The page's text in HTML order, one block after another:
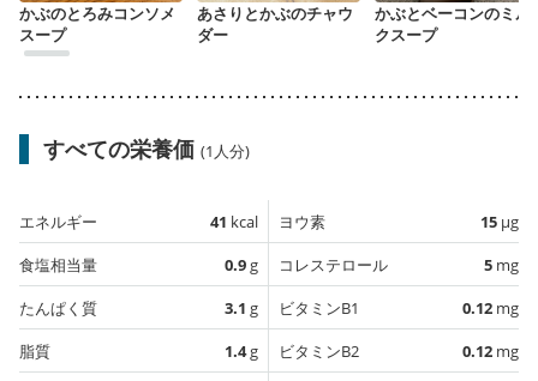
かぶのとろみコンソメ
スープ
あさりとかぶのチャウ
ダー
かぶとベーコンのミル
クスープ
すべての栄養価 (1人分)
エネルギー 41 kcal
食塩相当量
0.9g
たんぱく質
3.1 g
脂質
1.4g
ヨウ素 15 µg
コレステロール
5 mg
ビタミンB1
0.12 mg
ビタミンB2
0.12 mg